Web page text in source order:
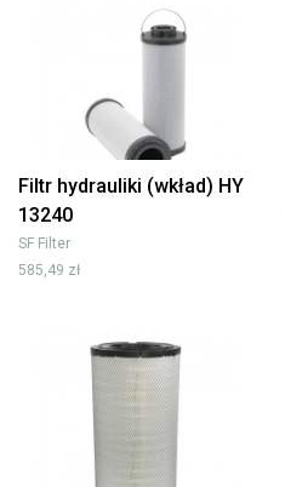
Filtr hydrauliki (wkład) HY
13240
SF Filter
585,49 zł